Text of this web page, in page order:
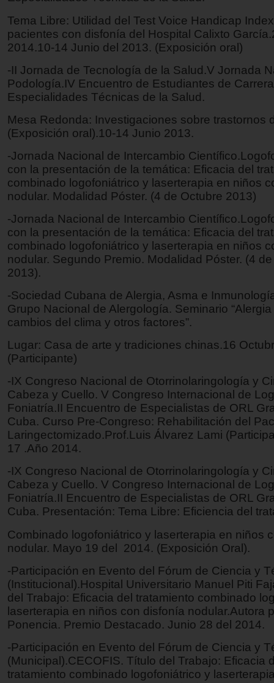
Tema Libre: Utilidad del Test Voice Handicap
pacientes con disfonía del Hospital Calixto
2014.10-14 Junio del 2013. (Exposición oral)
-II Jornada de Tecnología de la Salud.V Jornada
Podología.IV Encuentro de Estudiantes de
Especialidades Técnicas de la Salud.
Mesa Redonda: Investigaciones sobre trastornos
(Exposición oral).10-14 Junio 2013.
-Jornada Nacional de Intercambio
con la presentación de la temática: Eficacia del
combinado logofoniátrico y laserterapia en niños
nodular. Modalidad Póster. (4 de Octubre 2013)
-Jornada Nacional de Intercambio
con la presentación de la temática: Eficacia del
combinado logofoniátrico y laserterapia en niños
nodular. Segundo Premio. Modalidad Póster. (4
2013).
-Sociedad Cubana de Alergia, Asma e
Grupo Nacional de Alergología. Seminario
cambios del clima y otros factores”.
Lugar: Casa de arte y tradiciones chinas.16
(Participante)
-IX Congreso Nacional de Otorrinolaringología y
Cabeza y Cuello. V Congreso Internacional de
Foniatría.II Encuentro de Especialistas de ORL
Cuba. Curso Pre-Congreso: Rehabilitación del
Laringectomizado.Prof.Luis Álvarez Lami
17 .Año 2014.
-IX Congreso Nacional de Otorrinolaringología y
Cabeza y Cuello. V Congreso Internacional de
Foniatría.II Encuentro de Especialistas de ORL
Cuba. Presentación: Tema Libre: Eficiencia del
Combinado logofoniátrico y laserterapia en niños
nodular. Mayo 19 del 2014. (Exposición Oral).
-Participación en Evento del Fórum de Ciencia y
(Institucional).Hospital Universitario Manuel Piti
del Trabajo: Eficacia del tratamiento combinado
laserterapia en niños con disfonía nodular.Autora
Ponencia. Premio Destacado. Junio 28 del 2014.
-Participación en Evento del Fórum de Ciencia y
(Municipal).CECOFIS. Título del Trabajo: Eficacia
tratamiento combinado logofoniátrico y